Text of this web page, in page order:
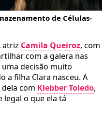
de Células-
atriz Camila Queiroz, com
com a galera nas
decisão muito
a filha Clara nasceu. A
com Klebber Toledo,
legal o que ela tá